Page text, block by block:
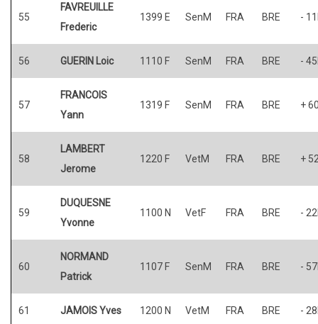
55
FAVREUILLE
Frederic
1399 E SenM FRA BRE -
56 GUERIN Loic 1110 F SenM FRA BRE -
57
FRANCOIS
Yann
1319 F SenM FRA BRE +
58
LAMBERT
Jerome
1220 F VetM FRA BRE +
59
DUQUESNE
Yvonne
1100 N VetF FRA BRE -
60
NORMAND
Patrick
1107 F SenM FRA BRE -
61 JAMOIS Yves 1200 N VetM FRA BRE -